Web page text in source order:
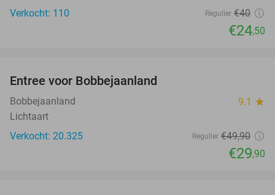
Verkocht: 110
Regulier €40
€24,50
Entree voor Bobbejaanland
Bobbejaanland 9.1 star
Lichtaart
Verkocht: 20.325
Regulier €49,90
€29,90